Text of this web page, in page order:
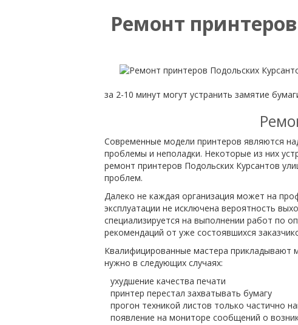
Ремонт
за 2-10 минут могут устранить замятие
Современные модели принтеров являются
проблемы и неполадки. Некоторые из них
ремонт принтеров Подольских Курсантов
проблем.
Далеко не каждая организация может на
эксплуатации не исключена вероятность
специализируется на выполнении работ по
рекомендаций от уже состоявшихся
Квалифицированные мастера прикладывают
нужно в следующих случаях:
ухудшение качества печати
принтер перестал захватывать бумагу
прогон техникой листов только частично
появление на мониторе сообщений о